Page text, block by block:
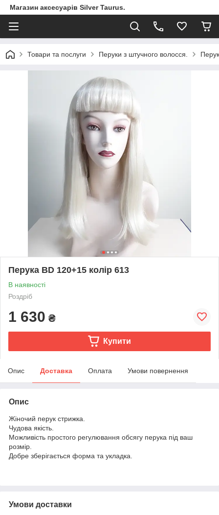
Магазин аксесуарів Silver Taurus.
Товари та послуги Перуки з штучного волосся.
Перука BD 120+15 колір 613
В наявності
Роздріб
1 630 ₴
Купити
Опис Доставка Оплата Умови повернення
Опис
Жіночий перук стрижка.
Чудова якість.
Можливість простого регулювання обсягу перука під ваш
розмір.
Добре зберігається форма та укладка.
Умови доставки